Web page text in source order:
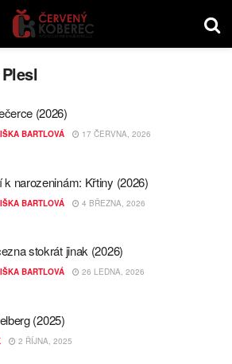
(2026)
BARTLOVÁ 17 ČERVNA, 2026
k narozeninám: Křtiny (2026)
BARTLOVÁ 4 BŘEZNA, 2026
stokrát jinak (2026)
BARTLOVÁ 26 LEDNA, 2026
(2025)
2 ŘÍJNA, 2025